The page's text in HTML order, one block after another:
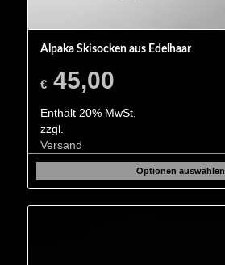
Alpaka Skisocken aus Edelhaar
€45,00
Enthält 20% MwSt.
zzgl.
Versand
Optionen auswählen